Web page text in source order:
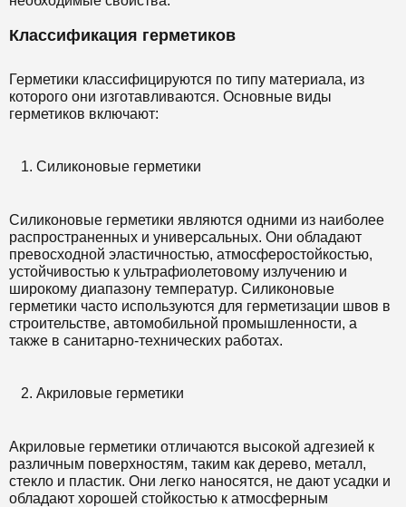
Классификация герметиков
Герметики классифицируются по типу материала, из
которого они изготавливаются. Основные виды
герметиков включают:
Силиконовые герметики
Силиконовые герметики являются одними из наиболее
распространенных и универсальных. Они обладают
превосходной эластичностью, атмосферостойкостью,
устойчивостью к ультрафиолетовому излучению и
широкому диапазону температур. Силиконовые
герметики часто используются для герметизации швов в
строительстве, автомобильной промышленности, а
также в санитарно-технических работах.
Акриловые герметики
Акриловые герметики отличаются высокой адгезией к
различным поверхностям, таким как дерево, металл,
стекло и пластик. Они легко наносятся, не дают усадки и
обладают хорошей стойкостью к атмосферным